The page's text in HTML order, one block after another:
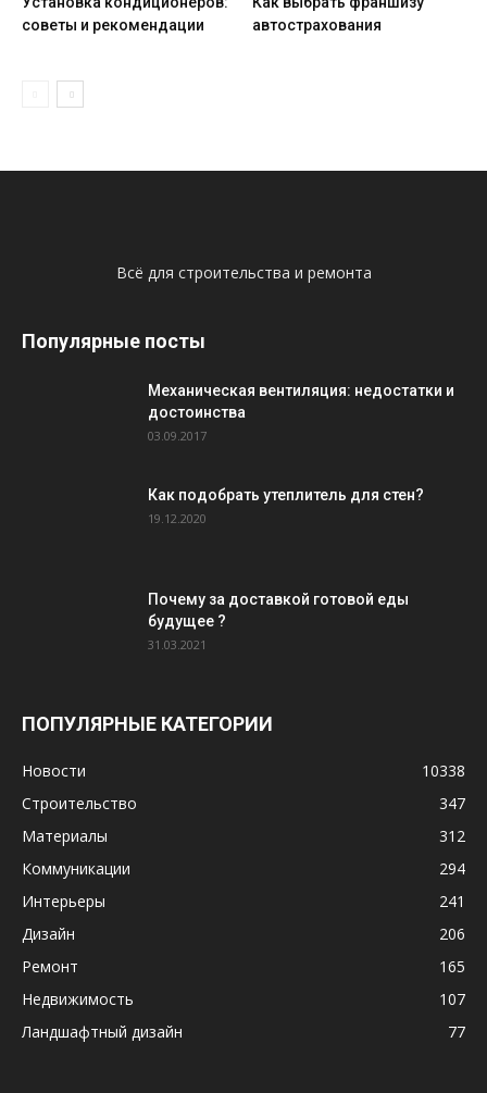
советы и рекомендации
автострахования
Всё для строительства и ремонта
Популярные посты
Механическая вентиляция: недостатки и
достоинства
03.09.2017
Как подобрать утеплитель для стен?
19.12.2020
Почему за доставкой готовой еды
будущее ?
31.03.2021
ПОПУЛЯРНЫЕ КАТЕГОРИИ
Новости
10338
Строительство
347
Материалы
312
Коммуникации
294
Интерьеры
241
Дизайн
206
Ремонт
165
Недвижимость
107
Ландшафтный дизайн
77